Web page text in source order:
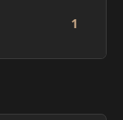
1